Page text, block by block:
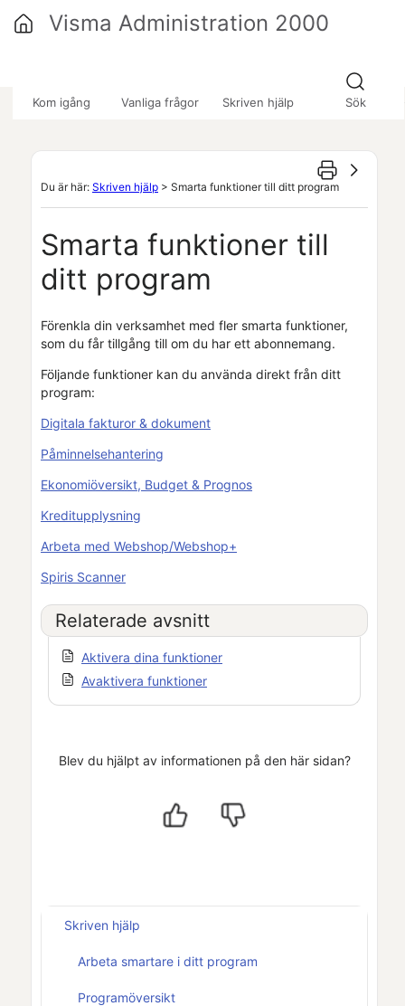
Kom igång Vanliga frågor Skriven hjälp Sök
Visma Administration 2000
Du är här: Skriven hjälp > Smarta funktioner till ditt program
Smarta funktioner till
ditt program
Förenkla din verksamhet med fler smarta funktioner,
som du får tillgång till om du har ett abonnemang.
Följande funktioner kan du använda direkt från ditt
program:
Digitala fakturor & dokument
Påminnelsehantering
Ekonomiöversikt, Budget & Prognos
Kreditupplysning
Arbeta med Webshop/Webshop+
Spiris Scanner
Relaterade avsnitt
Aktivera dina funktioner
Avaktivera funktioner
Blev du hjälpt av informationen på den här sidan?
Skriven hjälp
Arbeta smartare i ditt program
Programöversikt